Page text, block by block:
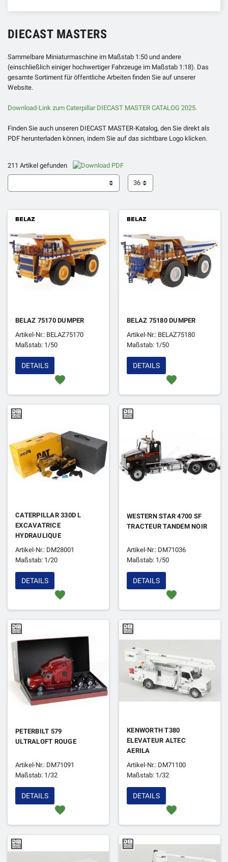
DIECAST MASTERS
Sammelbare Miniaturmaschine im Maßstab 1:50 und andere
(einschließlich einiger hochwertiger Fahrzeuge im Maßstab 1:18). Das
gesamte Sortiment für öffentliche Arbeiten finden Sie auf unserer
Website.
Download-Link zum Caterpillar DIECAST MASTER CATALOG 2025.
Finden Sie auch unseren DIECAST MASTER-Katalog, den Sie direkt als
PDF herunterladen können, indem Sie auf das sichtbare Logo klicken.
211 Artikel gefunden
36
BELAZ 75170 DUMPER
Artikel-Nr.: BELAZ75170
Maßstab: 1/50
favorite
DETAILS
BELAZ 75180 DUMPER
Artikel-Nr.: BELAZ75180
Maßstab: 1/50
favorite
DETAILS
CATERPILLAR 330D L
EXCAVATRICE
HYDRAULIQUE
(RADIOCOMMANDE)
Artikel-Nr.: DM28001
Maßstab: 1/20
favorite
DETAILS
WESTERN STAR 4700 SF
TRACTEUR TANDEM NOIR
Artikel-Nr.: DM71036
Maßstab: 1/50
favorite
DETAILS
PETERBILT 579
ULTRALOFT ROUGE
Artikel-Nr.: DM71091
Maßstab: 1/32
favorite
DETAILS
KENWORTH T380
ELEVATEUR ALTEC
AERILA
Artikel-Nr.: DM71100
Maßstab: 1/32
favorite
DETAILS